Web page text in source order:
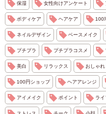
保湿 女性向けアンケート
ボディケア ヘアケア 100
ネイルデザイン ベースメイク
プチプラ プチプラコスメ
美白 リラックス おしゃれ
100円ショップ ヘアアレンジ
アイメイク ポイント ラ